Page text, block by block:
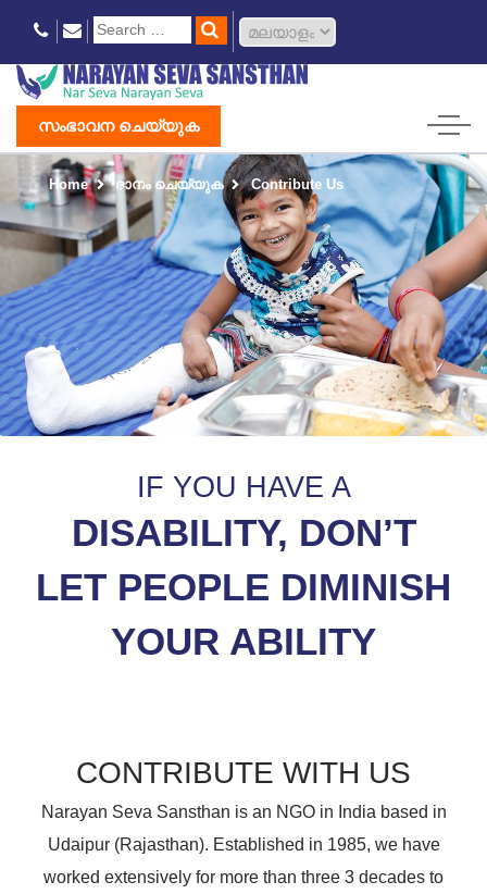
സംഭാവന ചെയ്യുക
Home ദാനം ചെയ്യുക Contribute Us
IF YOU HAVE A
DISABILITY, DON’T
LET PEOPLE DIMINISH
YOUR ABILITY
CONTRIBUTE WITH US
Narayan Seva Sansthan is an NGO in India based in
Udaipur (Rajasthan). Established in 1985, we have
worked extensively for more than three 3 decades to